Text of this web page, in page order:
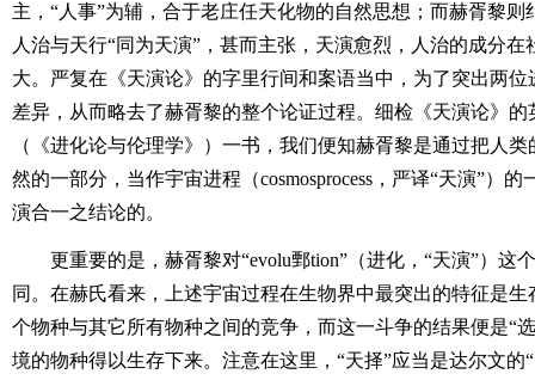
主，“人事”为辅，合于老庄任天化物的自然思想；而赫胥黎
人治与天行“同为天演”，甚而主张，天演愈烈，人治的成分
大。严复在《天演论》的字里行间和案语当中，为了突出两
差异，从而略去了赫胥黎的整个论证过程。细检《天演论》的
（《进化论与伦理学》）一书，我们便知赫胥黎是通过把人
然的一部分，当作宇宙进程（cosmosprocess，严译“天演”）
演合一之结论的。
更重要的是，赫胥黎对“evolu鄄tion”（进化，“天演”）这
同。在赫氏看来，上述宇宙过程在生物界中最突出的特征是生
个物种与其它所有物种之间的竞争，而这一斗争的结果便是“
境的物种得以生存下来。注意在这里，“天择”应当是达尔文的